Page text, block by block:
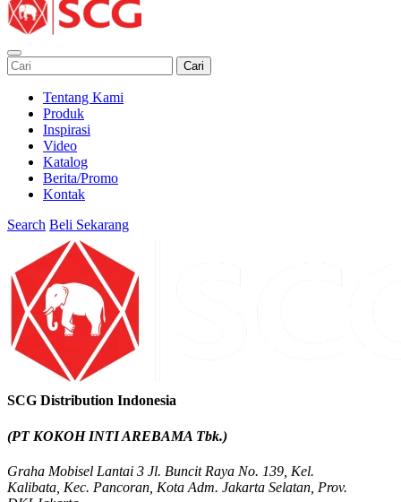
Cari
Tentang Kami
Produk
Inspirasi
Video
Katalog
Berita/Promo
Kontak
Search Beli Sekarang
SCG Distribution Indonesia
(PT KOKOH INTI AREBAMA Tbk.)
Graha Mobisel Lantai 3 Jl. Buncit Raya No. 139, Kel.
Kalibata, Kec. Pancoran, Kota Adm. Jakarta Selatan, Prov.